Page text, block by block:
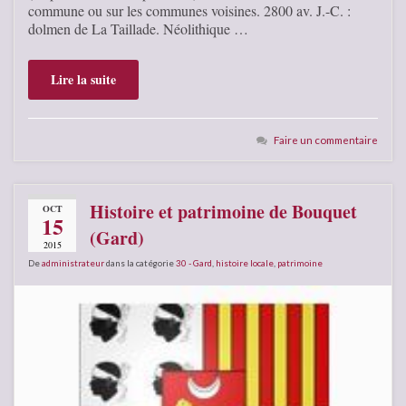
commune ou sur les communes voisines. 2800 av. J.-C. :
dolmen de La Taillade. Néolithique …
Lire la suite
Faire un commentaire
OCT
15
2015
Histoire et patrimoine de Bouquet
(Gard)
Deadministrateurdans la catégorie30 - Gard histoire locale patrimoine